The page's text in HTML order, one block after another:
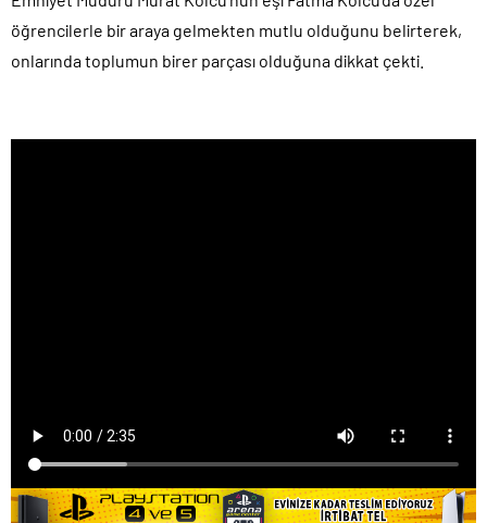
öğrencilerle bir araya gelmekten mutlu olduğunu belirterek,
onlarında toplumun birer parçası olduğuna dikkat çekti.